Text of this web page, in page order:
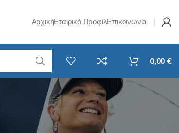
ΑρχικήΕταιρικό ΠροφίλΕπικοινωνία
Σετ Καλάμι & Μηχανισμός
Ψαρέματος
Spinning
0,00 €